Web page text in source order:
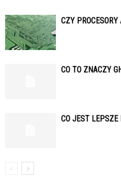
CZY
CO TO ZNACZY
CO JEST